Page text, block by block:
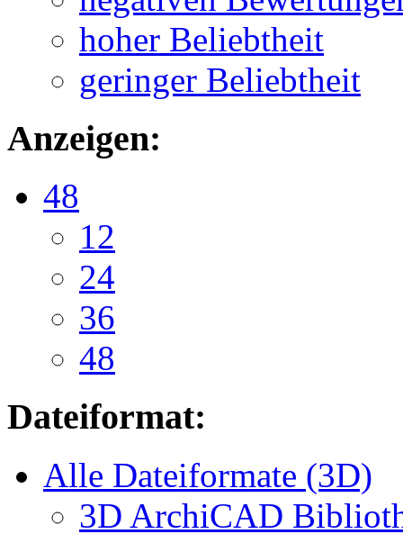
hoher Beliebtheit
geringer Beliebtheit
Anzeigen:
48
12
24
36
48
Dateiformat:
Alle Dateiformate (3D)
3D ArchiCAD